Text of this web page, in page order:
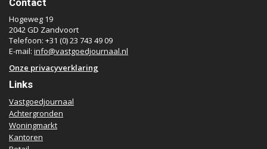
Contact
Hogeweg 19
2042 GD Zandvoort
Telefoon: +31 (0) 23 743 49 09
E-mail: info@vastgoedjournaal.nl
Onze privacyverklaring
Links
Vastgoedjournaal
Achtergronden
Woningmarkt
Kantoren